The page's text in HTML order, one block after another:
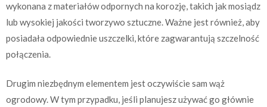
wykonana z materiałów odpornych na korozję, takich jak mosiądz
lub wysokiej jakości tworzywo sztuczne. Ważne jest również, aby
posiadała odpowiednie uszczelki, które zagwarantują szczelność
połączenia.
Drugim niezbędnym elementem jest oczywiście sam wąż
ogrodowy. W tym przypadku, jeśli planujesz używać go głównie